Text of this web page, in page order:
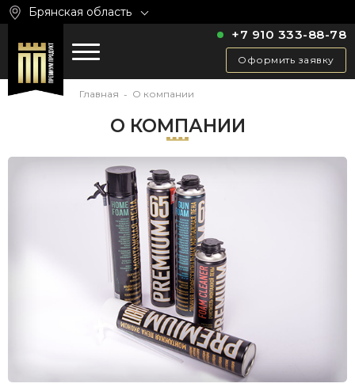
Брянская область
+7 910 333-88-78
Оформить заявку
Главная - О компании
О КОМПАНИИ